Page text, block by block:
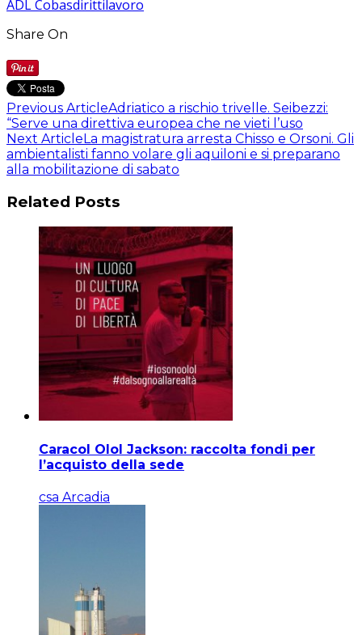
ADL Cobasdirittilavoro
Share On
Previous ArticleAdriatico a rischio trivelle. Seibezzi:
“Serve una direttiva europea che ne vieti l’uso
Next Article La magistratura arresta Chisso e Orsoni. Gli
ambientalisti fanno volare gli aquiloni e si preparano
alla mobilitazione di sabato
Related Posts
Caracol Olol Jackson: raccolta fondi per
l’acquisto della sede
csa Arcadia